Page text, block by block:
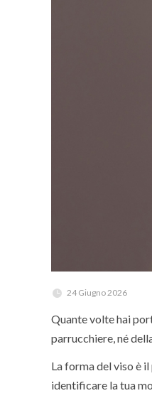
24 Giugno 2026
Quante volte hai
parrucchiere, né
La forma del viso è
identificare la tua